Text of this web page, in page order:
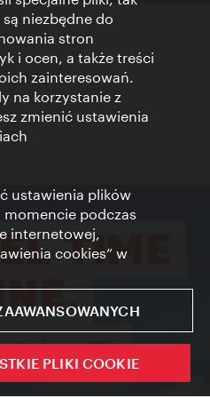
niezbędne do
stron
i ocen, a także treści
zainteresowań.
na korzystanie z
zmienić ustawienia
ustawienia plików
momencie podczas
internetowej,
cookies” w
PLIKI COOKIE